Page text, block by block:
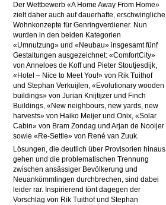
Der Wettbewerb «A Home Away From Home»
zielt daher auch auf dauerhafte, erschwingliche
Wohnkonzepte für Genringverdiener. Nun
wurden in den beiden Kategorien
«Umnutzung» und «Neubau» insgesamt fünf
Gestaltungen ausgezeichnet: «ComfortCity»
von Anneloes de Koff und Pieter Stoutjesdijk,
«Hotel – Nice to Meet You!» von Rik Tuithof
und Stephan Verkuijlen, «Evolutionary wooden
buildings» von Jurian Knijtijzer und Finch
Buildings, «New neighbours, new yards, new
harvests» von Haiko Meijer und Onix, «Solar
Cabin» von Bram Zondag und Arjan de Nooijer
sowie «Re-Settle» von René van Zuuk.
Lösungen, die deutlich über Provisorien hinaus
gehen und die problematischen Trennung
zwischen ansässiger Bevölkerung und
Neuankömmlingen durchbrechen, sind dabei
leider rar. Inspirierend tönt dagegen der
Vorschlag von Rik Tuithof und Stephan